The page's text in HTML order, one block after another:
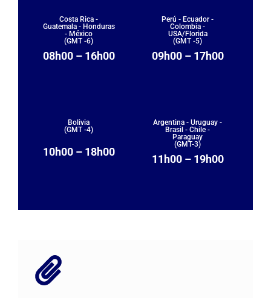
Costa Rica -
Guatemala - Honduras
- México
(GMT -6)
08h00 – 16h00
Perú - Ecuador -
Colombia -
USA/Florida
(GMT -5)
09h00 – 17h00
Bolivia
(GMT -4)
10h00 – 18h00
Argentina - Uruguay -
Brasil - Chile -
Paraguay
(GMT-3)
11h00 – 19h00